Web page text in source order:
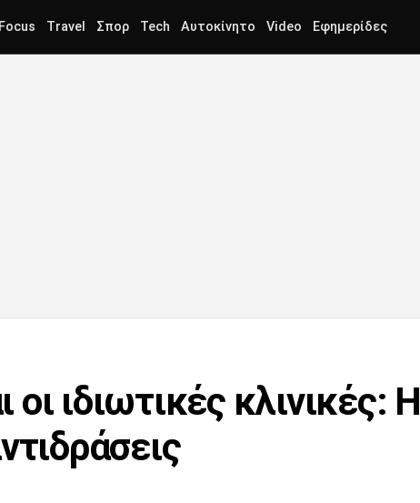
Focus Travel Σπορ Tech Αυτοκίνητο Video Εφημερίδες
ιδιωτικές κλινικές: Η